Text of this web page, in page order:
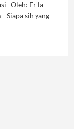
Oleh: Frila
Siapa sih yang